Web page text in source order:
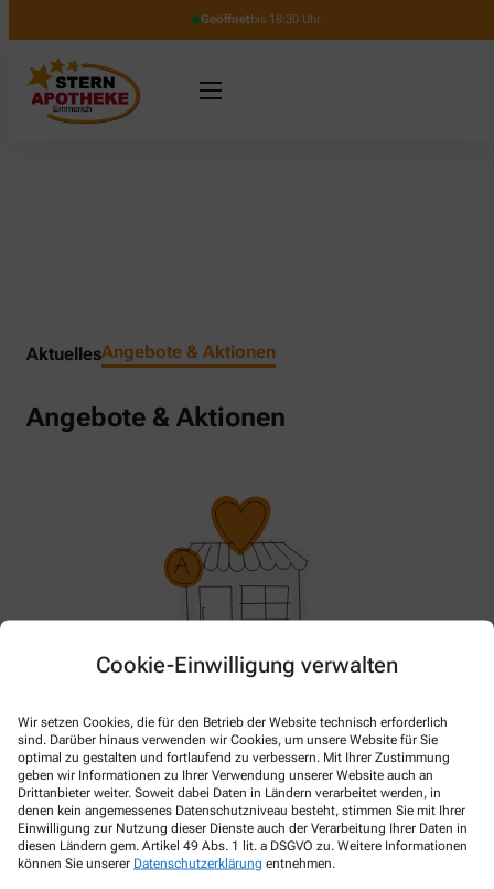
Cookie-Einwilligung verwalten
Wir setzen Cookies, die für den Betrieb der Website technisch erforderlich
sind. Darüber hinaus verwenden wir Cookies, um unsere Website für Sie
optimal zu gestalten und fortlaufend zu verbessern. Mit Ihrer Zustimmung
geben wir Informationen zu Ihrer Verwendung unserer Website auch an
Drittanbieter weiter. Soweit dabei Daten in Ländern verarbeitet werden, in
denen kein angemessenes Datenschutzniveau besteht, stimmen Sie mit Ihrer
Einwilligung zur Nutzung dieser Dienste auch der Verarbeitung Ihrer Daten in
diesen Ländern gem. Artikel 49 Abs. 1 lit. a DSGVO zu. Weitere Informationen
können Sie unserer Datenschutzerklärung entnehmen.
Geöffnetbis 18:30 Uhr
AktuellesAngebote & Aktionen
Angebote & Aktionen
Bitte schauen Sie später wieder vorbei!